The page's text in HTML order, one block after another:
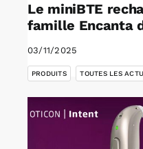
Le miniBTE
famille Encanta
03/11/2025
PRODUITS
,
TOUTES LES